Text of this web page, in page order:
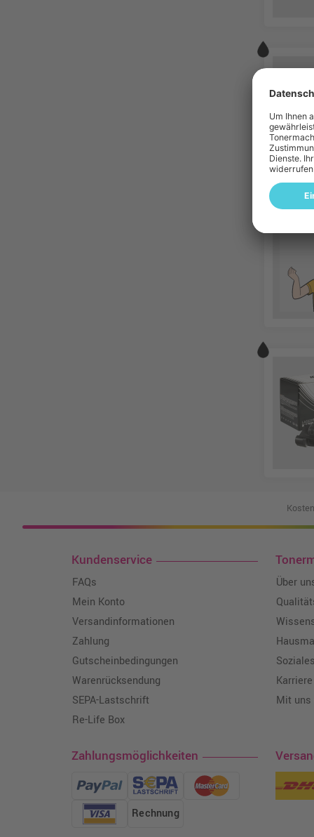
Kundenservice
FAQs
Mein Konto
Versandinformationen
Zahlung
Gutscheinbedingungen
Warenrücksendung
SEPA-Lastschrift
Re-Life Box
Über
Karriere
Mit uns
Zahlungsmöglichkeiten
Rechnung